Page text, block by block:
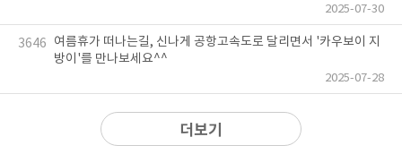
2025-07-30
3646
여름휴가 떠나는길, 신나게 공항고속도로 달리면서 '카우보이 지
방이'를 만나보세요^^
2025-07-28
더보기